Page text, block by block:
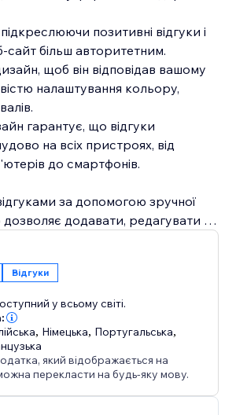
позитивні відгуки і
сайт більш авторитетним.
щоб він відповідав вашому
налаштування кольору,
гарантує, що відгуки
на всіх пристроях, від
до смартфонів.
за допомогою зручної
дозволяє додавати, редагувати та
вашого сайту та
з допомогою додатка
вже сьогодні.
Відгуки
у всьому світі.
, Німецька, Португальська,
який відображається на
перекласти на будь-яку мову.